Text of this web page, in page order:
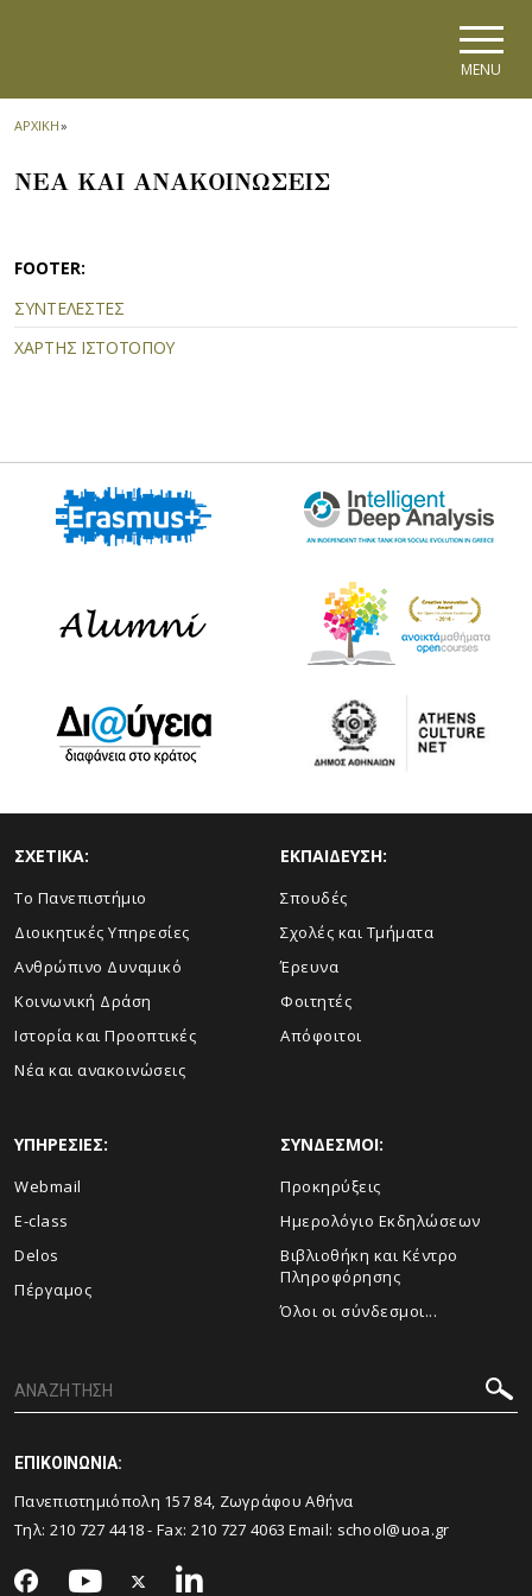
MENU
ΑΡΧΙΚΗ»
ΝΕΑ ΚΑΙ ΑΝΑΚΟΙΝΩΣΕΙΣ
FOOTER:
ΣΥΝΤΕΛΕΣΤΕΣ
ΧΑΡΤΗΣ ΙΣΤΟΤΟΠΟΥ
ΣΧΕΤΙΚΑ:
Το Πανεπιστήμιο
Διοικητικές Υπηρεσίες
Ανθρώπινο Δυναμικό
Κοινωνική Δράση
Ιστορία και Προοπτικές
Νέα και ανακοινώσεις
ΕΚΠΑΙΔΕΥΣΗ:
Σπουδές
Σχολές και Τμήματα
Έρευνα
Φοιτητές
Απόφοιτοι
ΥΠΗΡΕΣΙΕΣ:
Webmail
E-class
Delos
Πέργαμος
ΣΥΝΔΕΣΜΟΙ:
Προκηρύξεις
Ημερολόγιο Εκδηλώσεων
Βιβλιοθήκη και Κέντρο
Πληροφόρησης
Όλοι οι σύνδεσμοι...
ΕΠΙΚΟΙΝΩΝΙΑ:
Πανεπιστημιόπολη 157 84, Ζωγράφου Αθήνα
Τηλ: 210 727 4418- Fax: 210 727 4063 Email: school@uoa.gr